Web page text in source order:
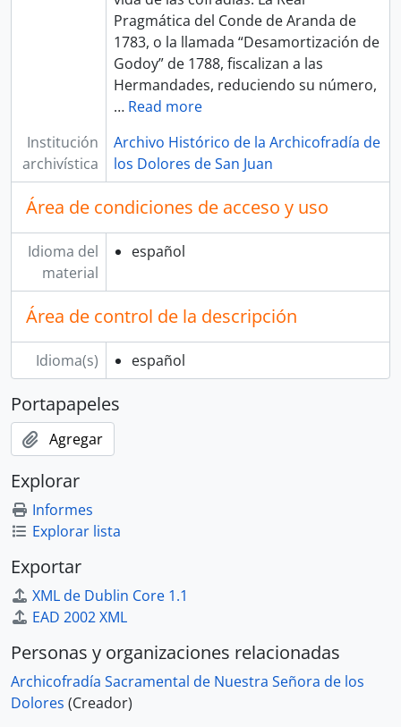
Pragmática del Conde de Aranda de
1783, o la llamada “Desamortización de
Godoy” de 1788, fiscalizan a las
Hermandades, reduciendo su número,
… Read more
Institución
archivística
Archivo Histórico de la Archicofradía de
los Dolores de San Juan
Área de condiciones de acceso y uso
Idioma del
material
español
Área de control de la descripción
Idioma(s) español
Portapapeles
Agregar
Explorar
Informes
Explorar lista
Exportar
XML de Dublin Core 1.1
EAD 2002 XML
Personas y organizaciones relacionadas
Archicofradía Sacramental de Nuestra Señora de los
Dolores (Creador)